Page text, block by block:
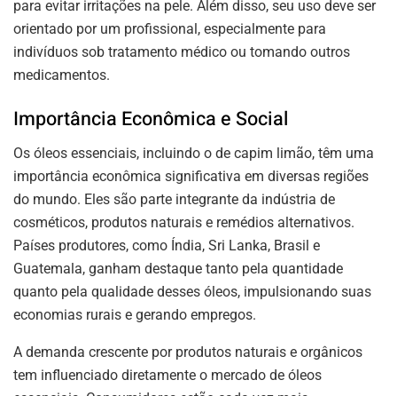
para evitar irritações na pele. Além disso, seu uso deve ser
orientado por um profissional, especialmente para
indivíduos sob tratamento médico ou tomando outros
medicamentos.
Importância Econômica e Social
Os óleos essenciais, incluindo o de capim limão, têm uma
importância econômica significativa em diversas regiões
do mundo. Eles são parte integrante da indústria de
cosméticos, produtos naturais e remédios alternativos.
Países produtores, como Índia, Sri Lanka, Brasil e
Guatemala, ganham destaque tanto pela quantidade
quanto pela qualidade desses óleos, impulsionando suas
economias rurais e gerando empregos.
A demanda crescente por produtos naturais e orgânicos
tem influenciado diretamente o mercado de óleos